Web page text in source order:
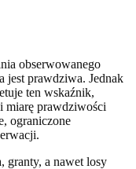
obserwowanego
jest prawdziwa. Jednak
ten wskaźnik,
miarę prawdziwości
ograniczone
granty, a nawet losy